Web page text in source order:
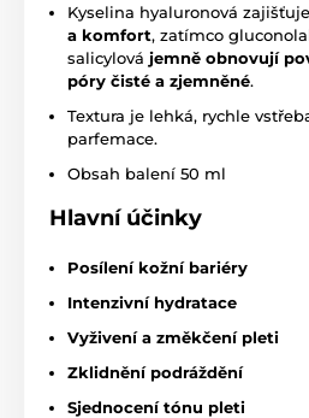
Kyselina hyaluronová zajišťuje
a komfort, zatímco
salicylová jemně obnovují
póry čisté a zjemněné.
Textura je lehká, rychle
parfemace.
Obsah balení 50 ml
Hlavní účinky
Posílení kožní bariéry
Intenzivní hydratace
Vyživení a změkčení pleti
Zklidnění podráždění
Sjednocení tónu pleti